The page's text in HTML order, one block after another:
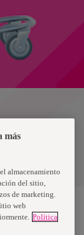
líder en
en todo el
más
almacenamiento
del sitio,
de marketing.
web
Política